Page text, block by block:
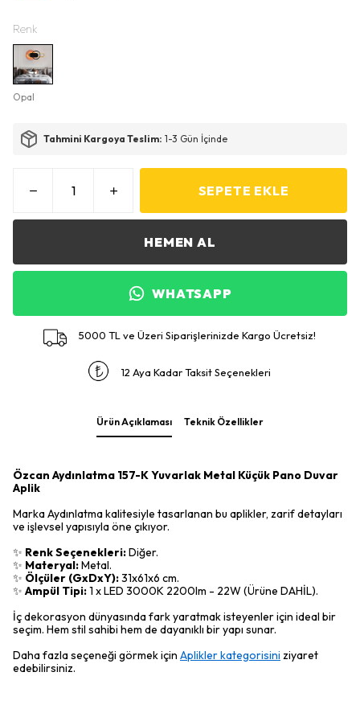
Renk
Opal
Tahmini Kargoya Teslim: 1-3 Gün İçinde
SEPETE EKLE
HEMEN AL
WHATSAPP
5000 TL ve Üzeri Siparişlerinizde Kargo Ücretsiz!
12 Aya Kadar Taksit Seçenekleri
Ürün Açıklaması Teknik Özellikler
Özcan Aydınlatma 157-K Yuvarlak Metal Küçük Pano Duvar
Aplik
Marka Aydınlatma kalitesiyle tasarlanan bu aplikler, zarif detayları
ve işlevsel yapısıyla öne çıkıyor.
✨ Renk Seçenekleri:Diğer.
✨ Materyal:Metal.
✨ Ölçüler (GxDxY):31x61x6 cm.
✨ Ampül Tipi:1 x LED 3000K 2200lm - 22W (Ürüne DAHİL).
İç dekorasyon dünyasında fark yaratmak isteyenler için ideal bir
seçim. Hem stil sahibi hem de dayanıklı bir yapı sunar.
Daha fazla seçeneği görmek için Aplikler kategorisini ziyaret
edebilirsiniz.